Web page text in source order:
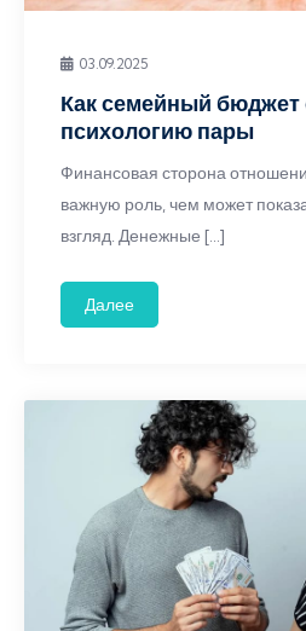
03.09.2025
Как семейный бюджет
психологию пары
Финансовая сторона
важную роль, чем может
взгляд. Денежные […]
Далее